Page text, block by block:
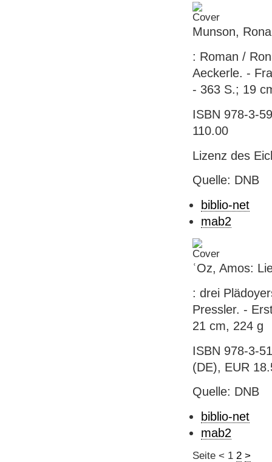
Munson,
: Roman /
Aeckerle. -
- 363 S.; 19
ISBN 978-3-
110.00
Lizenz des
Quelle: DNB
biblio-net
mab2
ʿOz, Amos:
: drei
Pressler. -
21 cm, 224 g
ISBN 978-3-
(DE), EUR
Quelle: DNB
biblio-net
mab2
Seite < 1 2 >